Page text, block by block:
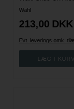
Wahl
213,00 DKK
Evt. leverings omk.